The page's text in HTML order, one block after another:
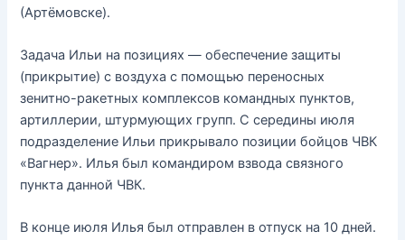
(Артёмовске).
Задача Ильи на позициях — обеспечение защиты
(прикрытие) с воздуха с помощью переносных
зенитно-ракетных комплексов командных пунктов,
артиллерии, штурмующих групп. С середины июля
подразделение Ильи прикрывало позиции бойцов ЧВК
«Вагнер». Илья был командиром взвода связного
пункта данной ЧВК.
В конце июля Илья был отправлен в отпуск на 10 дней.